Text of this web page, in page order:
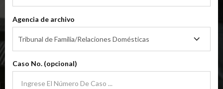
$49.99 AÑADIR
Clase De Crianza Compartida/Divorcio
(Clase Básica De Crianza Compartida)
Clase de padres de crianza compartida básica centrada en familias en
en un esfuerzo por trabajar juntos con sus padres por el bien de los niños.
Tramitación
Agencia de archivo
Tribunal de Familia/Relaciones Domésticas
de
archivo
Caso No. (opcional)